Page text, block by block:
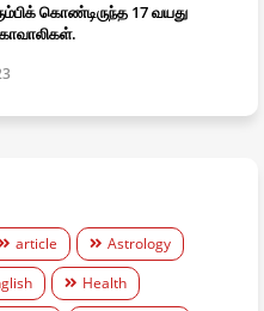
கொண்டிருந்த 17 வயது
article
Astrology
Health